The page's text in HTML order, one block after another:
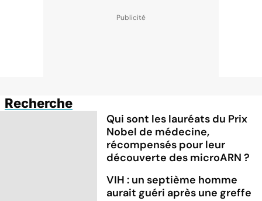
Recherche
Qui sont les lauréats du Prix
Nobel de médecine,
récompensés pour leur
découverte des microARN ?
VIH : un septième homme
aurait guéri après une greffe